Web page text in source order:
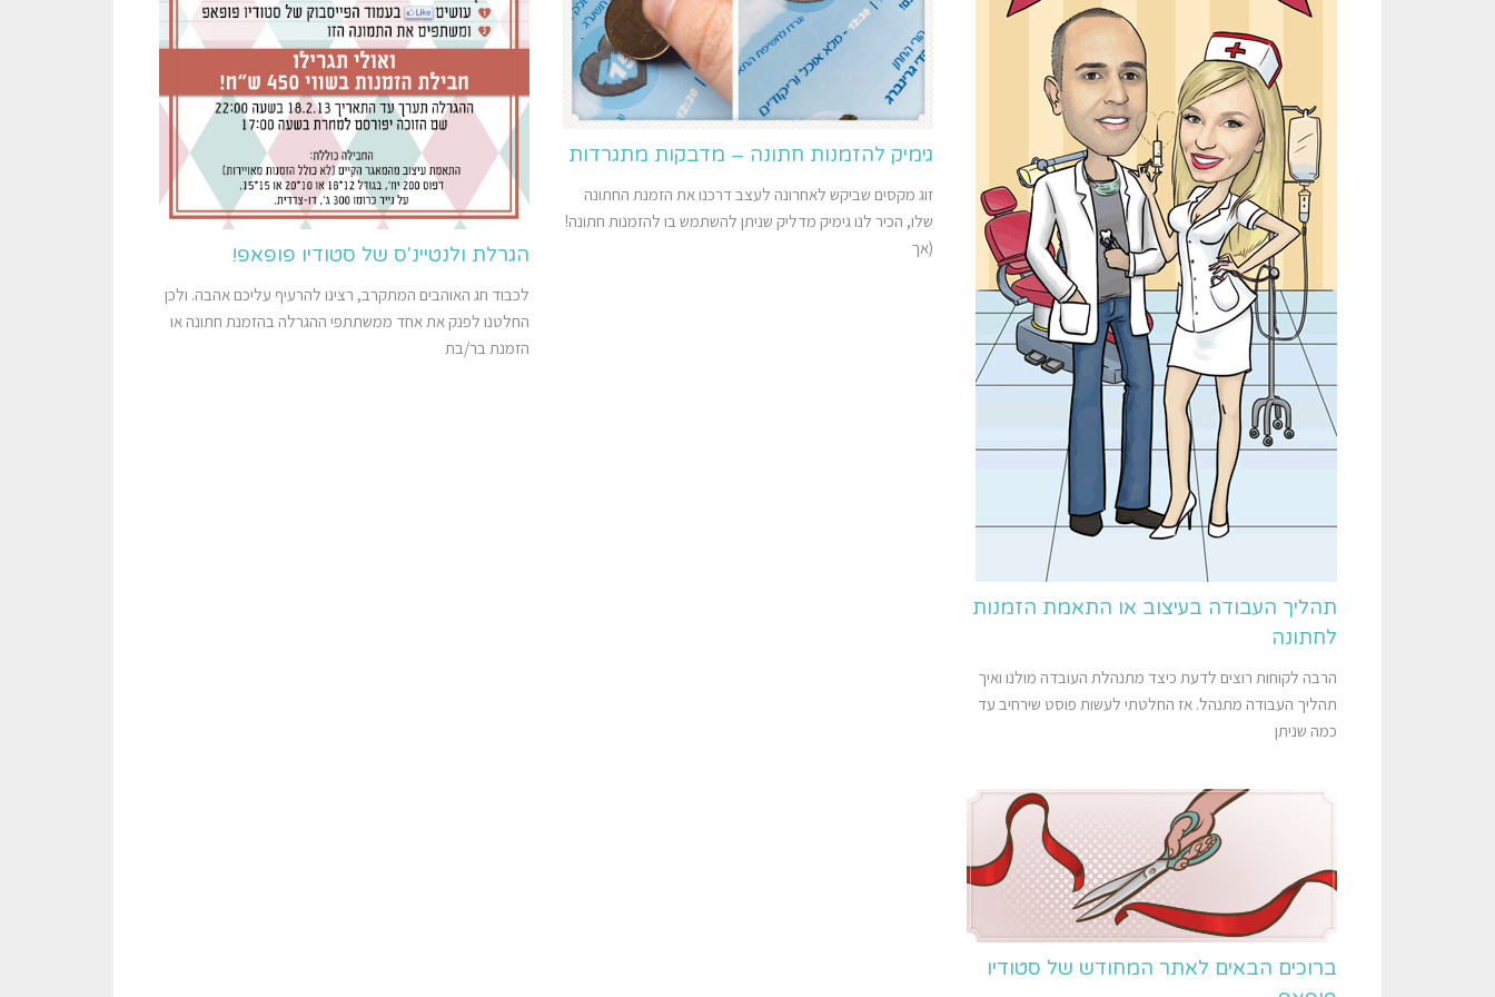
תהליך העבודה בעיצוב או התאמת הזמנות
לחתונה
הרבה לקוחות רוצים לדעת כיצד מתנהלת העובדה מולנו ואיך
תהליך העבודה מתנהל. אז החלטתי לעשות פוסט שירחיב עד
כמה שניתן
גימיק להזמנות חתונה – מדבקות מתגרדות
זוג מקסים שביקש לאחרונה לעצב דרכנו את הזמנת החתונה
שלו, הכיר לנו גימיק מדליק שניתן להשתמש בו להזמנות חתונה!
(אך
הגרלת ולנטיינ'ס של סטודיו פופאפ!
לכבוד חג האוהבים המתקרב, רצינו להרעיף עליכם אהבה. ולכן
החלטנו לפנק את אחד ממשתתפי ההגרלה בהזמנת חתונה או
הזמנת בר/בת
ברוכים הבאים לאתר המחודש של סטודיו